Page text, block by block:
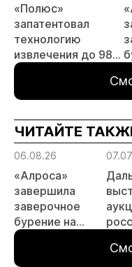
«Полюс»
запатентовал
технологию
извлечения до 98%
золота из
металлургического
шлака
ЧИТАЙТЕ
06.08.26
«Алроса»
завершила
заверочное
бурение на
золоторудном